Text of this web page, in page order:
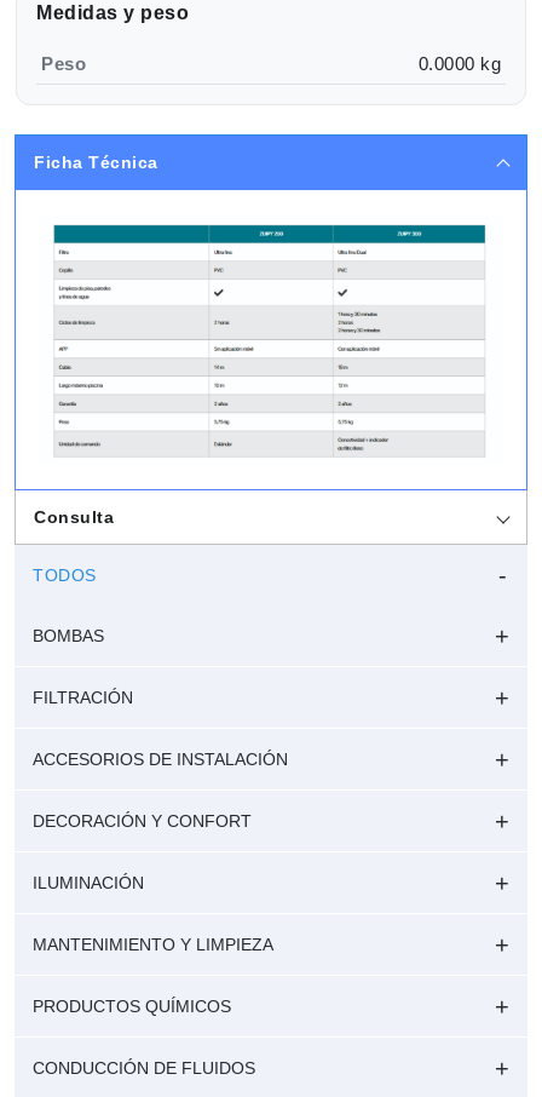
Medidas y peso
Peso 0.0000 kg
Ficha Técnica
Consulta
TODOS
BOMBAS
FILTRACIÓN
ACCESORIOS DE INSTALACIÓN
DECORACIÓN Y CONFORT
ILUMINACIÓN
MANTENIMIENTO Y LIMPIEZA
PRODUCTOS QUÍMICOS
CONDUCCIÓN DE FLUIDOS